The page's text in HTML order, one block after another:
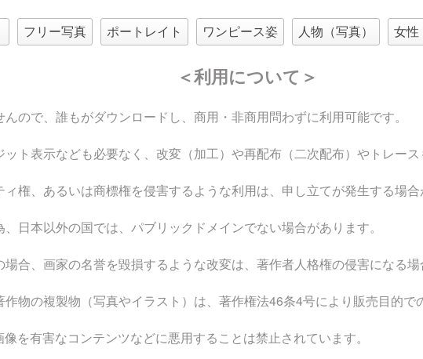
フリー写真 ポートレイト ワンピース姿 人物（写真） 女性
＜利用について＞
ので、誰もがダウンロードし、商用・非商用問わずに利用可能です。
ット表示なども必要なく、改変（加工）や再配布（二次配布）やトレー
ィ権、あるいは商標権を侵害するような利用は、申し立てが発生する場
日本以外の国では、パブリックドメインでない場合があります。
場合、画家の名誉を毀損するような改変は、著作者人格権の侵害になる
作物の複製物（写真やイラスト）は、著作権法46条4号により販売目的で
を有害なコンテンツなどに悪用することは禁止されています。